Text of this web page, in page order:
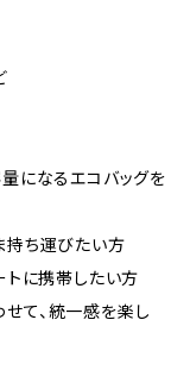
になるエコバッグを
持ち運びたい方
トに携帯したい方
て、統一感を楽し